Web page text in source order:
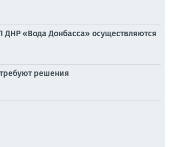
ДНР «Вода Донбасса» осуществляются
решения